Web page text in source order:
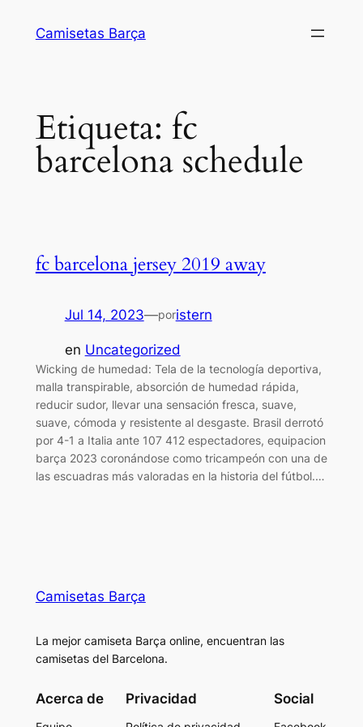
Camisetas Barça
Etiqueta: fc
barcelona schedule
fc barcelona jersey 2019 away
Jul 14, 2023—poristern
en Uncategorized
Wicking de humedad: Tela de la tecnología deportiva,
malla transpirable, absorción de humedad rápida,
reducir sudor, llevar una sensación fresca, suave,
suave, cómoda y resistente al desgaste. Brasil derrotó
por 4-1 a Italia ante 107 412 espectadores, equipacion
barça 2023 coronándose como tricampeón con una de
las escuadras más valoradas en la historia del fútbol.…
Camisetas Barça
La mejor camiseta Barça online, encuentran las
camisetas del Barcelona.
Acerca de Privacidad Social